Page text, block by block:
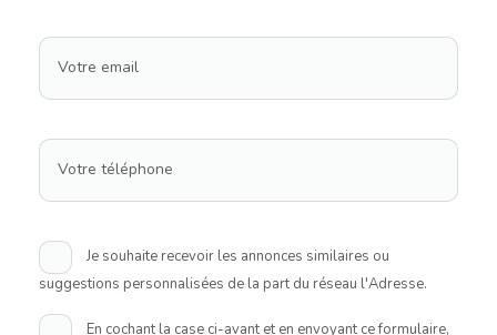
Votre email
Votre téléphone
Je souhaite recevoir les annonces similaires ou
suggestions personnalisées de la part du réseau l'Adresse.
En cochant la case ci-avant et en envoyant ce formulaire,